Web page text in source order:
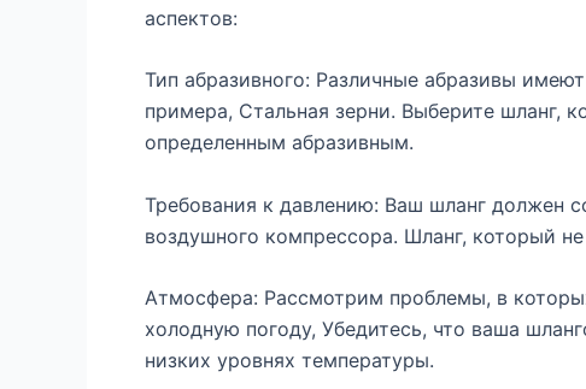
аспектов:
Тип абразивного: Различные абразивы
примера, Стальная зерни. Выберите шланг,
определенным абразивным.
Требования к давлению: Ваш шланг должен
воздушного компрессора. Шланг, который
Атмосфера: Рассмотрим проблемы, в
холодную погоду, Убедитесь, что ваша
низких уровнях температуры.